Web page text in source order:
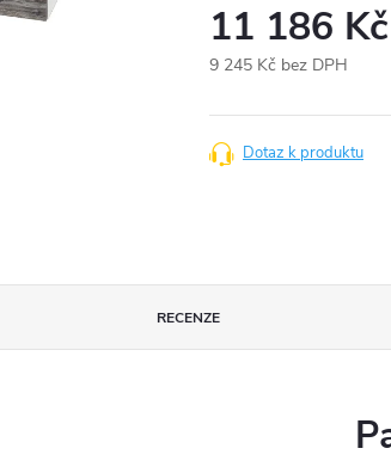
11 186 Kč
9 245 Kč bez DPH
cena:
Dotaz k produktu
RECENZE